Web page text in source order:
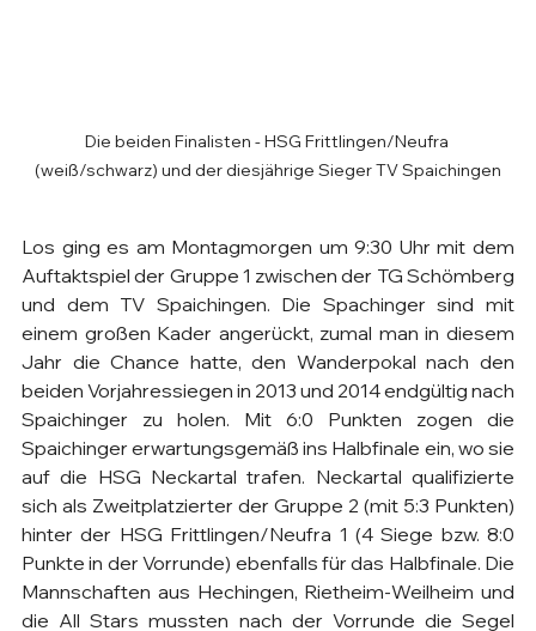
Die beiden Finalisten - HSG Frittlingen/Neufra
(weiß/schwarz) und der diesjährige Sieger TV Spaichingen
Los ging es am Montagmorgen um 9:30 Uhr mit dem
Auftaktspiel der Gruppe 1 zwischen der TG Schömberg
und dem TV Spaichingen. Die Spachinger sind mit
einem großen Kader angerückt, zumal man in diesem
Jahr die Chance hatte, den Wanderpokal nach den
beiden Vorjahressiegen in 2013 und 2014 endgültig nach
Spaichinger zu holen. Mit 6:0 Punkten zogen die
Spaichinger erwartungsgemäß ins Halbfinale ein, wo sie
auf die HSG Neckartal trafen. Neckartal qualifizierte
sich als Zweitplatzierter der Gruppe 2 (mit 5:3 Punkten)
hinter der HSG Frittlingen/Neufra 1 (4 Siege bzw. 8:0
Punkte in der Vorrunde) ebenfalls für das Halbfinale. Die
Mannschaften aus Hechingen, Rietheim-Weilheim und
die All Stars mussten nach der Vorrunde die Segel